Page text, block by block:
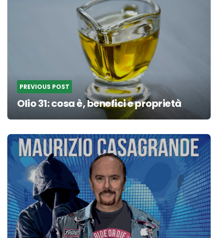
PREVIOUS POST
Olio 31: cosa è, benefici e proprietà